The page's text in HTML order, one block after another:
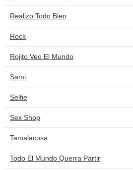
Realizo Todo Bien
Rock
Rojito Veo El Mundo
Sami
Selfie
Sex Shop
Tamalacosa
Todo El Mundo Querra Partir